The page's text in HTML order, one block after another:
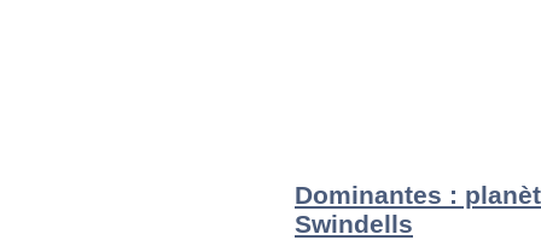
Dominantes :
Swindells